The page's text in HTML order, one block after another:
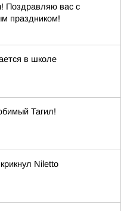
Поздравляю вас с
праздником!
в школе
Тагил!
Niletto